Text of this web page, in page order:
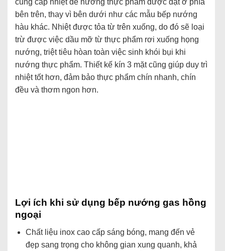
cung cấp nhiệt để nướng thực phẩm được đặt ở phía
bên trên, thay vì bên dưới như các mẫu bếp nướng
hàu khác. Nhiệt được tỏa từ trên xuống, do đó sẽ loại
trừ được việc dầu mỡ từ thực phẩm rơi xuống họng
nướng, triệt tiêu hòan toàn việc sinh khói bụi khi
nướng thực phẩm. Thiết kế kín 3 mặt cũng giúp duy trì
nhiệt tốt hơn, đảm bảo thực phẩm chín nhanh, chín
đều và thơm ngon hơn.
Lợi ích khi sử dụng bếp nướng gas hồng
ngoại
Chất liệu inox cao cấp sáng bóng, mang đến vẻ
đẹp sang trọng cho không gian xung quanh, khả